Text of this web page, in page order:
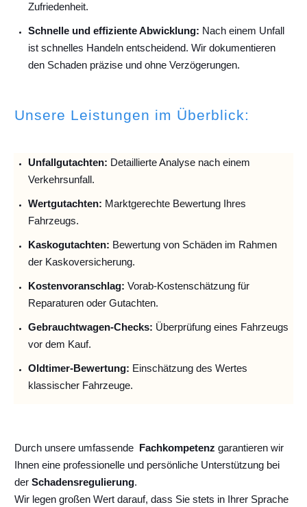
Zufriedenheit.
Schnelle und effiziente Abwicklung: Nach einem Unfall
ist schnelles Handeln entscheidend. Wir dokumentieren
den Schaden präzise und ohne Verzögerungen.
Unsere Leistungen im Überblick:
Unfallgutachten: Detaillierte Analyse nach einem
Verkehrsunfall.
Wertgutachten: Marktgerechte Bewertung Ihres
Fahrzeugs.
Kaskogutachten: Bewertung von Schäden im Rahmen
der Kaskoversicherung.
Kostenvoranschlag: Vorab-Kostenschätzung für
Reparaturen oder Gutachten.
Gebrauchtwagen-Checks: Überprüfung eines Fahrzeugs
vor dem Kauf.
Oldtimer-Bewertung: Einschätzung des Wertes
klassischer Fahrzeuge.
Durch unsere umfassende Fachkompetenz garantieren wir
Ihnen eine professionelle und persönliche Unterstützung bei
der Schadensregulierung.
Wir legen großen Wert darauf, dass Sie stets in Ihrer Sprache